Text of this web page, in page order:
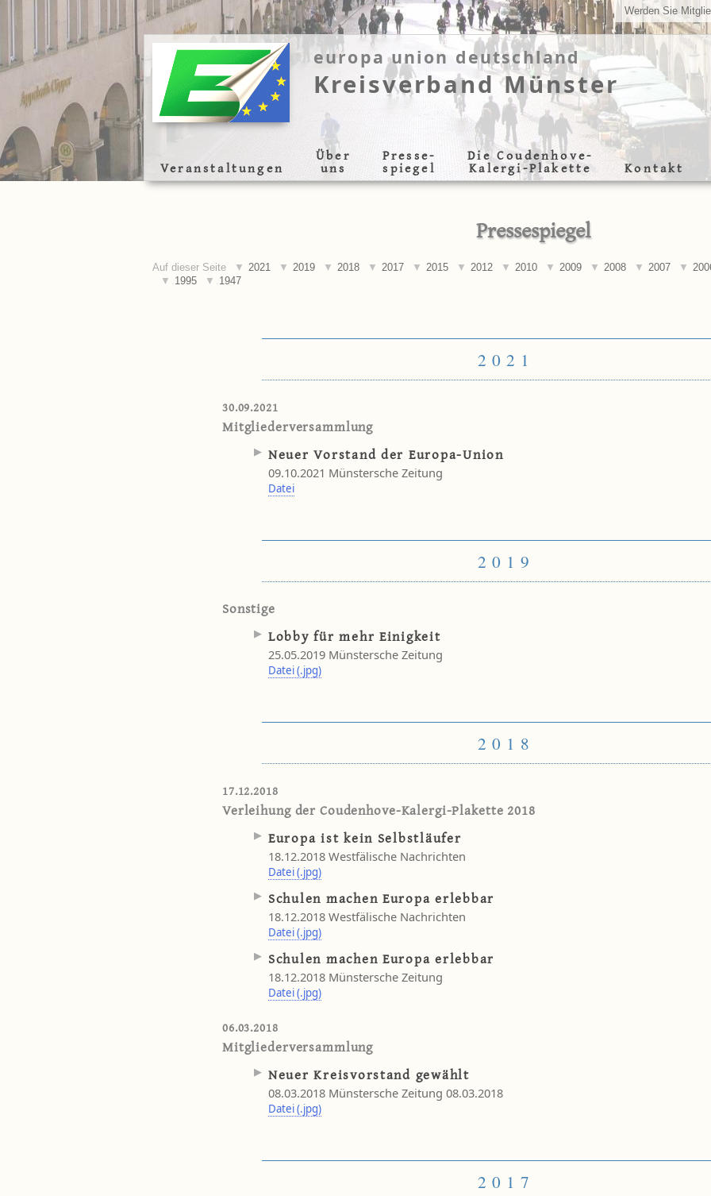
Werden Sie
europa union deutschland
Kreisverband Münster
Veranstaltungen
Über
uns
Presse-
spiegel
Die Coudenhove-
Kalergi-Plakette Kontakt
Pressespiegel
Auf dieser Seite 2021 2019 2018 2017 2015 2012 2010 2009 2008 2007
1995
1947
2021
30.09.2021
Mitgliederversammlung
Neuer Vorstand der Europa-Union
09.10.2021 Münstersche Zeitung
Datei
2019
Sonstige
Lobby für mehr Einigkeit
25.05.2019 Münstersche Zeitung
Datei (.jpg)
2018
17.12.2018
Verleihung der Coudenhove-Kalergi-Plakette 2018
Europa ist kein Selbstläufer
18.12.2018 Westfälische Nachrichten
Datei (.jpg)
Schulen machen Europa erlebbar
18.12.2018 Westfälische Nachrichten
Datei (.jpg)
Schulen machen Europa erlebbar
18.12.2018 Münstersche Zeitung
Datei (.jpg)
06.03.2018
Mitgliederversammlung
Neuer Kreisvorstand gewählt
08.03.2018 Münstersche Zeitung 08.03.2018
Datei (.jpg)
2017